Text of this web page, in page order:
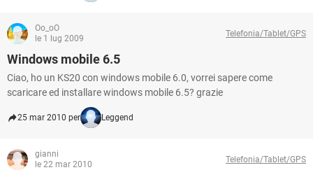
Oo_oO
le 1 lug 2009
Telefonia/Tablet/GPS
Windows mobile 6.5
Ciao, ho un KS20 con windows mobile 6.0, vorrei sapere come
scaricare ed installare windows mobile 6.5? grazie
25 mar 2010 per Leggend
gianni
le 22 mar 2010
Telefonia/Tablet/GPS